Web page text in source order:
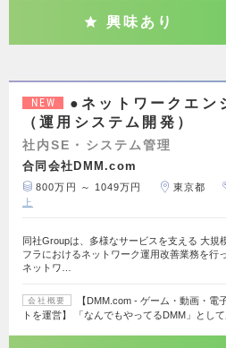
興味あり
NEW
●ネットワークエン
（運用システム開発）
社内SE・システム管理
合同会社DMM.com
800万円 ～ 1049万円 東京都
上
同社Groupは、多様なサービスを支える 大規
フラにおけるネットワーク運用改善業務を行
ネットワ…
会社概要
【DMM.com - ゲーム・動画・電
トを運営】 「なんでもやってるDMM」とし